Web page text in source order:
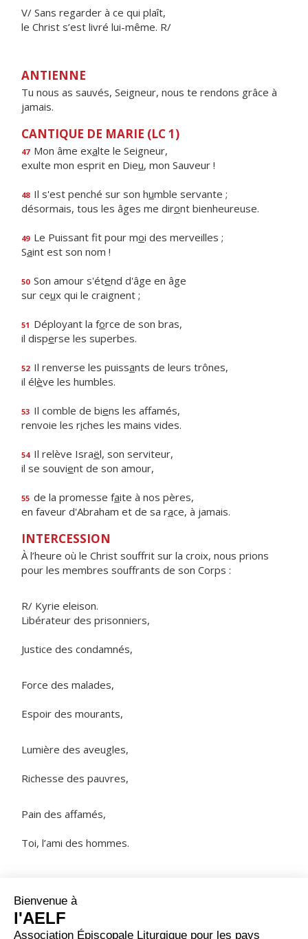
V/ Sans regarder à ce qui plaît,
le Christ s’est livré lui-même. R/
ANTIENNE
Tu nous as sauvés, Seigneur, nous te rendons grâce à
jamais.
CANTIQUE DE MARIE (LC 1)
47 Mon âme exalte le Seigneur,
exulte mon esprit en Dieu, mon Sauveur !
48 Il s'est penché sur son humble servante ;
désormais, tous les âges me diront bienheureuse.
49 Le Puissant fit pour moi des merveilles ;
Saint est son nom !
50 Son amour s'étend d'âge en âge
sur ceux qui le craignent ;
51 Déployant la force de son bras,
il disperse les superbes.
52 Il renverse les puissants de leurs trônes,
il élève les humbles.
53 Il comble de biens les affamés,
renvoie les riches les mains vides.
54 Il relève Israël, son serviteur,
il se souvient de son amour,
55 de la promesse faite à nos pères,
en faveur d'Abraham et de sa race, à jamais.
INTERCESSION
À l’heure où le Christ souffrit sur la croix, nous prions
pour les membres souffrants de son Corps :
R/ Kyrie eleison.
Libérateur des prisonniers,
Justice des condamnés,
Force des malades,
Espoir des mourants,
Lumière des aveugles,
Richesse des pauvres,
Pain des affamés,
Toi, l’ami des hommes.
ORAISON
Seigneur notre Dieu, que la passion de ton Fils illumine